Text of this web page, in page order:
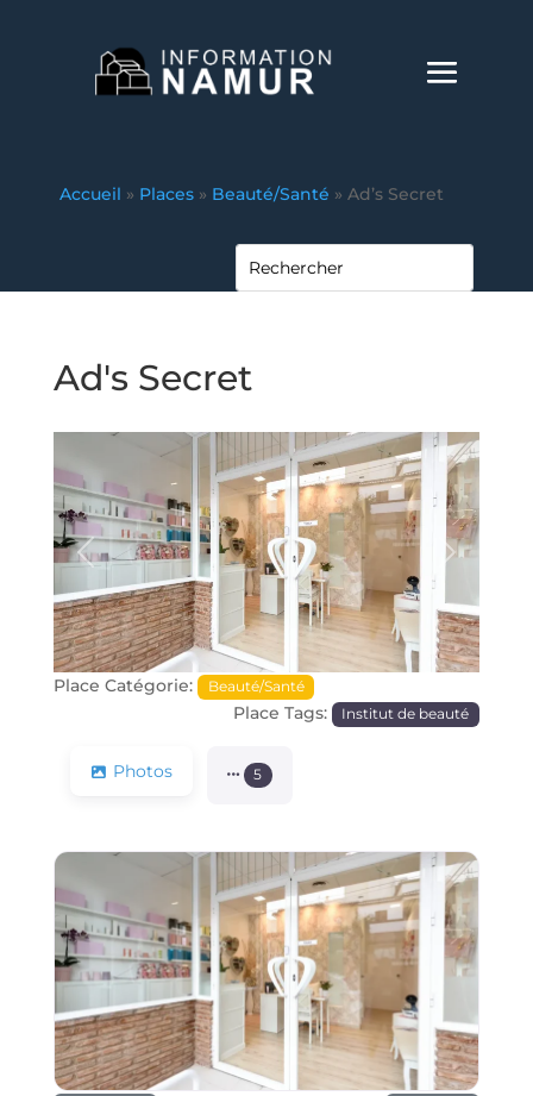
Accueil » Places » Beauté/Santé » Ad’s Secret
Ad's Secret
Précédente Prochaine
Place Catégorie: Beauté/Santé
Place Tags: Institut de beauté
Photos 5